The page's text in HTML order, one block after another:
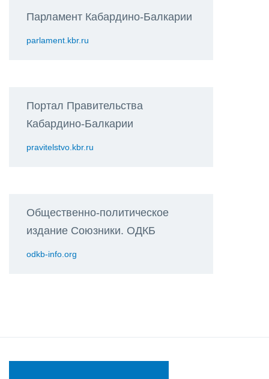
Парламент Кабардино-Балкарии
parlament.kbr.ru
Портал Правительства
Кабардино-Балкарии
pravitelstvo.kbr.ru
Общественно-политическое
издание Союзники. ОДКБ
odkb-info.org